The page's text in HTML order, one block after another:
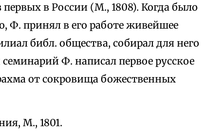
в России (М., 1808). Когда было
Ф. принял в его работе живейшее
библ. общества, собирал для него
Ф. написал первое русское
от сокровища божественных
М., 1801.